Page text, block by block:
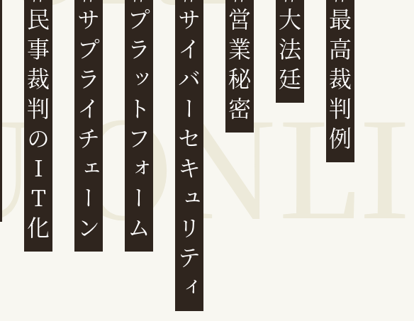
民事裁判のIT化サプライチェーンプラットフォームサイバーセキュリティ 営業秘密 大法廷 最高裁判例